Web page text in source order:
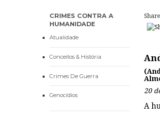
CRIMES CONTRA A
HUMANIDADE
Atualidade
Conceitos & História
Crimes De Guerra
Genocídios
20
A